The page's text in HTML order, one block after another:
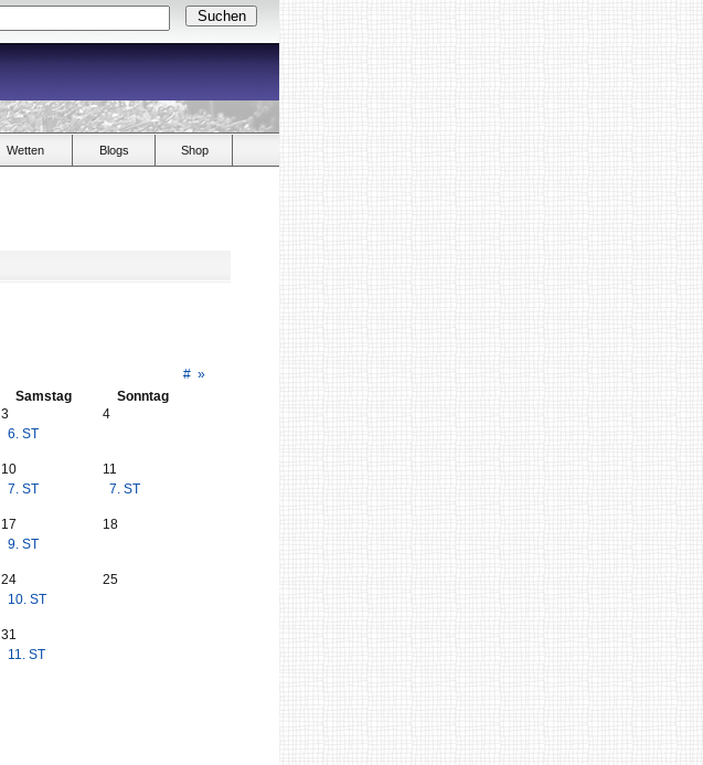
Wetten Blogs Shop
# »
Samstag
Sonntag
3
6. ST
4
10
7. ST
11
7. ST
17
9. ST
18
24
10. ST
25
31
11. ST